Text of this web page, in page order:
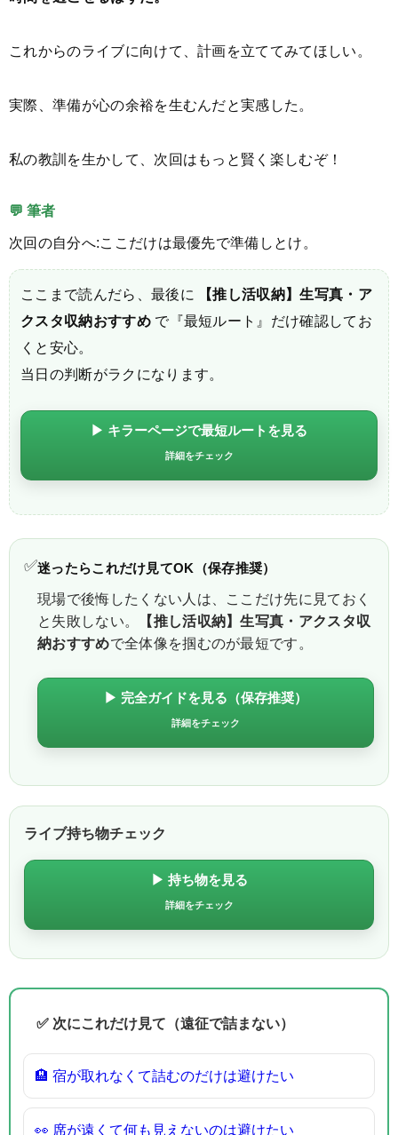
これからのライブに向けて、計画を立ててみてほしい。
実際、準備が心の余裕を生むんだと実感した。
私の教訓を生かして、次回はもっと賢く楽しむぞ！
💬 筆者
次回の自分へ:ここだけは最優先で準備しとけ。
ここまで読んだら、最後に
【推し活収納】生写真・ア
クスタ収納おすすめで『最短ルート』だけ確認してお
くと安心。
当日の判断がラクになります。
▶ キラーページで最短ルートを見る
詳細をチェック
✅迷ったらこれだけ見てOK（保存推奨）
現場で後悔したくない人は、ここだけ先に見ておく
と失敗しない。
【推し活収納】生写真・アクスタ収
納おすすめで全体像を掴むのが最短です。
▶ 完全ガイドを見る（保存推奨）
詳細をチェック
ライブ持ち物チェック
▶ 持ち物を見る
詳細をチェック
✅ 次にこれだけ見て（遠征で詰まない）
🏨 宿が取れなくて詰むのだけは避けたい
👀 席が遠くて何も見えないのは避けたい